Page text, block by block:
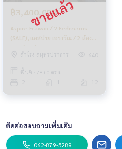
฿3,400,000
Aspire Erawan / 2 Bedrooms
(SALE), แอสปาย เอราวัณ / 2 ห้อง
นอน (ขาย) CJ499
สำโรง สมุทรปราการ
640
พื้นที่ : 48.00 ตร.ม.
2 1 12
ติดต่อสอบถามเพิ่มเติม
062-879-5289